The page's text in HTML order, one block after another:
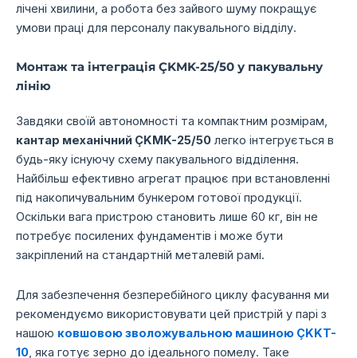
лічені хвилини, а робота без зайвого шуму покращує
умови праці для персоналу пакувального відділу.
Монтаж та інтеграція ÇKMK-25/50 у пакувальну
лінію
Завдяки своїй автономності та компактним розмірам,
кантар механічний ÇKMK-25/50 легко інтегрується в
будь-яку існуючу схему пакувального відділення.
Найбільш ефективно агрегат працює при встановленні
під накопичувальним бункером готової продукції.
Оскільки вага пристрою становить лише 60 кг, він не
потребує посилених фундаментів і може бути
закріплений на стандартній металевій рамі.
Для забезпечення безперебійного циклу фасування ми
рекомендуємо використовувати цей пристрій у парі з
нашою ковшовою зволожувальною машиною ÇKKT-
10, яка готує зерно до ідеального помелу. Таке